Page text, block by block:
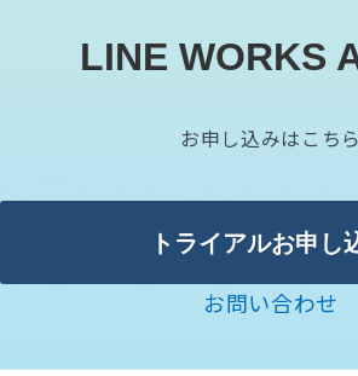
解決できる課題
導入事例
運営会社
LINE WORKS
お申し込みはこちら
トライアルお申し
お問い合わせ